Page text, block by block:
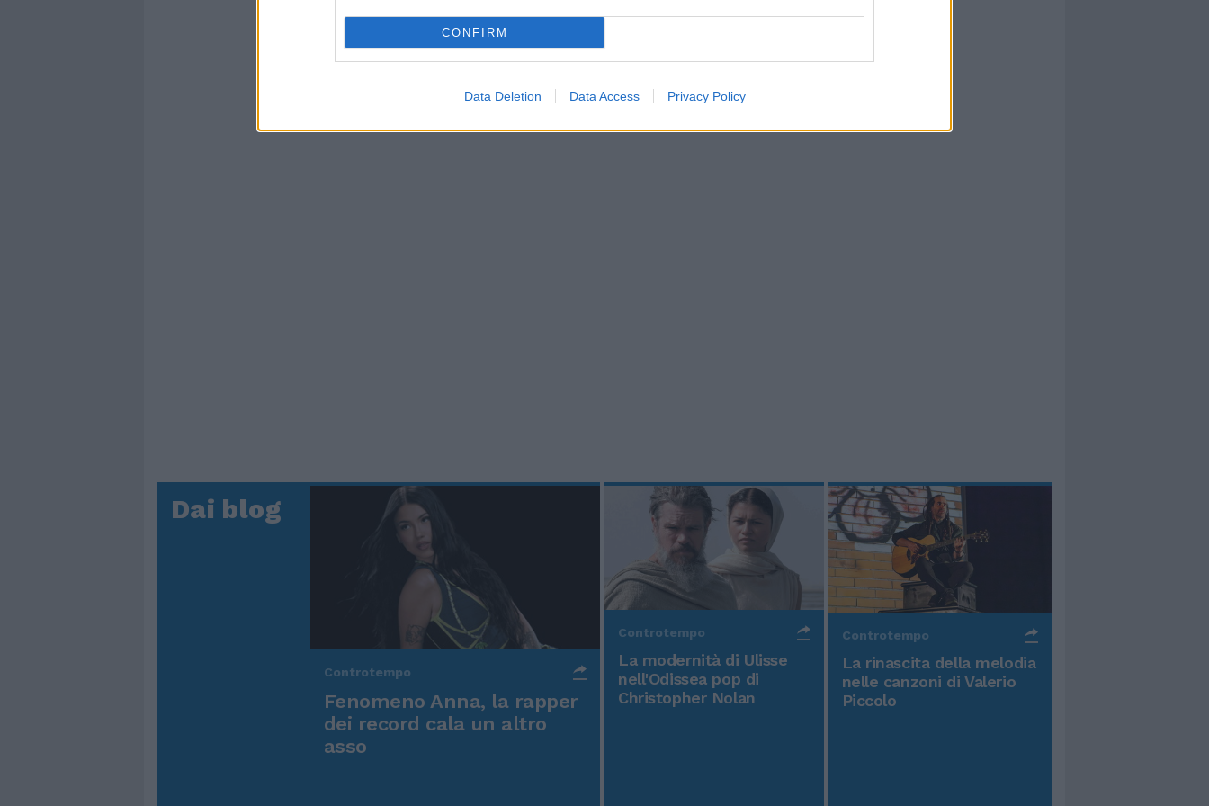
CONFIRM
Data Deletion Data Access Privacy Policy
Dai blog
Controtempo
Fenomeno Anna, la rapper
dei record cala un altro
asso
Controtempo
La modernità di Ulisse
nell'Odissea pop di
Christopher Nolan
Controtempo
La rinascita della melodia
nelle canzoni di Valerio
Piccolo